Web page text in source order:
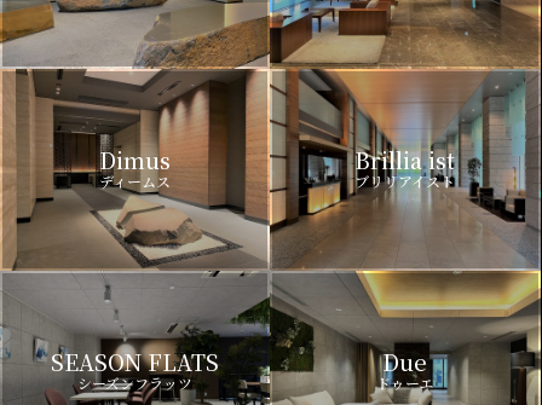
Dimus
ディームス
Brillia ist
ブリリアイスト
SEASON FLATS
シーズンフラッツ
Due
ドゥーエ